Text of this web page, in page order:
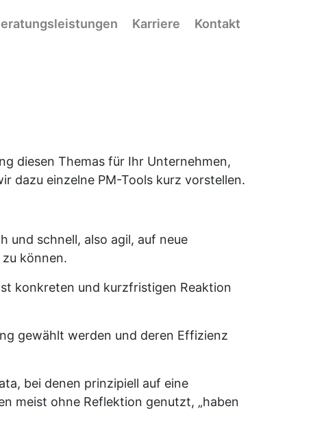
Karriere Kontakt
diesen Themas für Ihr Unternehmen,
dazu einzelne PM-Tools kurz vorstellen.
und schnell, also agil, auf neue
können.
konkreten und kurzfristigen Reaktion
gewählt werden und deren Effizienz
bei denen prinzipiell auf eine
meist ohne Reflektion genutzt, „haben